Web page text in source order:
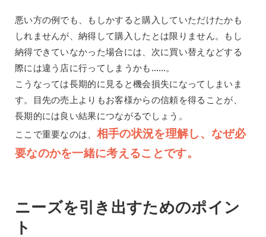
悪い方の例でも、もしかすると購入していただけたかも
しれませんが、納得して購入したとは限りません。もし
納得できていなかった場合には、次に買い替えなどする
際には違う店に行ってしまうかも……。
こうなっては長期的に見ると機会損失になってしまいま
す。目先の売上よりもお客様からの信頼を得ることが、
長期的には良い結果につながるでしょう。
ここで重要なのは、 相手の状況を理解し、なぜ必
要なのかを一緒に考えることです。
ニーズを引き出すためのポイン
ト